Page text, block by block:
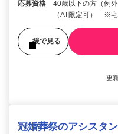
応募資格
40歳以下の方（例
（AT限定可） ※
後で見る
更
冠婚葬祭のアシスタ